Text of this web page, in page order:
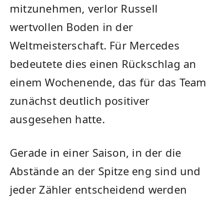
mitzunehmen, verlor Russell
wertvollen Boden in der
Weltmeisterschaft. Für Mercedes
bedeutete dies einen Rückschlag an
einem Wochenende, das für das Team
zunächst deutlich positiver
ausgesehen hatte.
Gerade in einer Saison, in der die
Abstände an der Spitze eng sind und
jeder Zähler entscheidend werden